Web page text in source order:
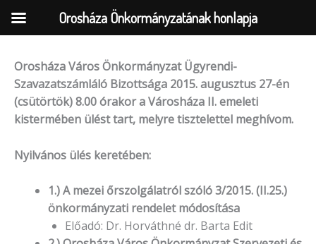
Skip
content
Orosháza Város Önkormányzat Ügyrendi-
Szavazatszámláló Bizottsága 2015. augusztus 27-én
(csütörtök) 8.00 órakor a Városháza II. emeleti
kistermében ülést tart, melyre tisztelettel meghívom.
Nyilvános ülés keretében:
1.) A mezei őrszolgálatról szóló 3/2015. (II.25.)
önkormányzati rendelet módosítása
Előadó: Dr. Horváthné dr. Barta Edit
Orosháza Önkormányzatának honlapja